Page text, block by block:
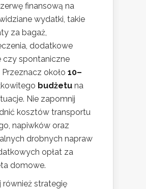
finansową na
wydatki, takie
za bagaż,
dodatkowe
czy spontaniczne
Przeznacz około 10–
budżetu na
Nie zapomnij
kosztów transportu
napiwków oraz
drobnych napraw
opłat za
domowe.
również strategię